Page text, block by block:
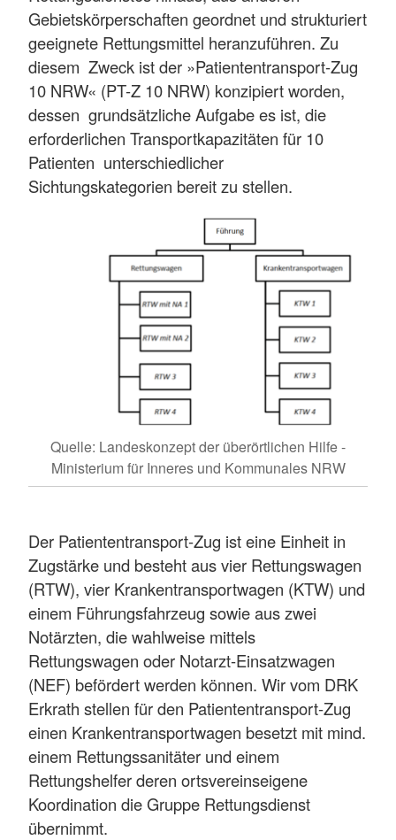
Gebietskörperschaften geordnet und strukturiert
geeignete Rettungsmittel heranzuführen. Zu
diesem Zweck ist der »Patiententransport-Zug
10 NRW« (PT-Z 10 NRW) konzipiert worden,
dessen grundsätzliche Aufgabe es ist, die
erforderlichen Transportkapazitäten für 10
Patienten unterschiedlicher
Sichtungskategorien bereit zu stellen.
Quelle: Landeskonzept der überörtlichen Hilfe -
Ministerium für Inneres und Kommunales NRW
Der Patiententransport-Zug ist eine Einheit in
Zugstärke und besteht aus vier Rettungswagen
(RTW), vier Krankentransportwagen (KTW) und
einem Führungsfahrzeug sowie aus zwei
Notärzten, die wahlweise mittels
Rettungswagen oder Notarzt-Einsatzwagen
(NEF) befördert werden können. Wir vom DRK
Erkrath stellen für den Patiententransport-Zug
einen Krankentransportwagen besetzt mit mind.
einem Rettungssanitäter und einem
Rettungshelfer deren ortsvereinseigene
Koordination die Gruppe Rettungsdienst
übernimmt.